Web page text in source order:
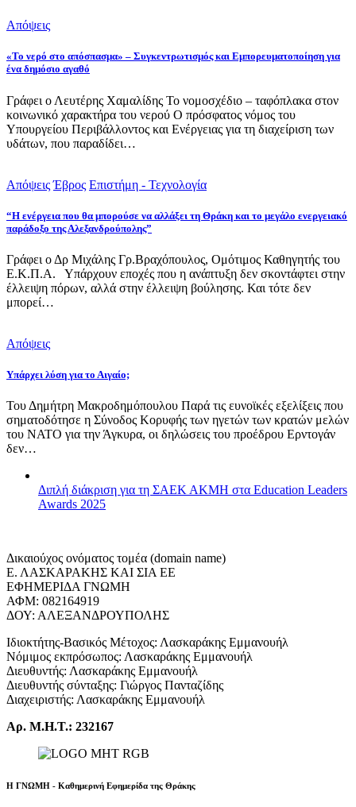
Απόψεις
«Το νερό στο απόσπασμα» – Συγκεντρωτισμός και Εμπορευματοποίηση για
ένα δημόσιο αγαθό
Γράφει ο Λευτέρης Χαμαλίδης Το νομοσχέδιο – ταφόπλακα στον
κοινωνικό χαρακτήρα του νερού Ο πρόσφατος νόμος του
Υπουργείου Περιβάλλοντος και Ενέργειας για τη διαχείριση των
υδάτων, που παραδίδει…
Απόψεις Έβρος Επιστήμη - Τεχνολογία
“Η ενέργεια που θα μπορούσε να αλλάξει τη Θράκη και το μεγάλο ενεργειακό
παράδοξο της Αλεξανδρούπολης”
Γράφει ο Δρ Μιχάλης Γρ.Βραχόπουλος, Ομότιμος Καθηγητής του
Ε.Κ.Π.Α. Υπάρχουν εποχές που η ανάπτυξη δεν σκοντάφτει στην
έλλειψη πόρων, αλλά στην έλλειψη βούλησης. Και τότε δεν
μπορεί…
Απόψεις
Υπάρχει λύση για το Αιγαίο;
Του Δημήτρη Μακροδημόπουλου Παρά τις ευνοϊκές εξελίξεις που
σηματοδότησε η Σύνοδος Κορυφής των ηγετών των κρατών μελών
του ΝΑΤΟ για την Άγκυρα, οι δηλώσεις του προέδρου Ερντογάν
δεν…
Διπλή διάκριση για τη ΣΑΕΚ ΑΚΜΗ στα Education Leaders
Awards 2025
Δικαιούχος ονόματος τομέα (domain name)
Ε. ΛΑΣΚΑΡΑΚΗΣ ΚΑΙ ΣΙΑ ΕΕ
ΕΦΗΜΕΡΙΔΑ ΓΝΩΜΗ
ΑΦΜ: 082164919
ΔΟΥ: ΑΛΕΞΑΝΔΡΟΥΠΟΛΗΣ
Ιδιοκτήτης-Βασικός Μέτοχος: Λασκαράκης Εμμανουήλ
Νόμιμος εκπρόσωπος: Λασκαράκης Εμμανουήλ
Διευθυντής: Λασκαράκης Εμμανουήλ
Διευθυντής σύνταξης: Γιώργος Πανταζίδης
Διαχειριστής: Λασκαράκης Εμμανουήλ
Αρ. Μ.Η.Τ.: 232167
Η ΓΝΩΜΗ - Καθημερινή Εφημερίδα της Θράκης